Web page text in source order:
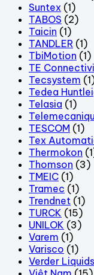
Suntex (1)
TABOS (2)
Taicin (1)
TANDLER (1)
TbiMotion (1)
TE
Tecsystem
Tedea
Telasia (1)
TESCOM (1)
Tex
Thermokon
Thomson (3)
TMEIC (1)
Tramec (1)
Trendnet (1)
TURCK (15)
UNILOK (3)
Varem (1)
Varisco (1)
Verder Liquids